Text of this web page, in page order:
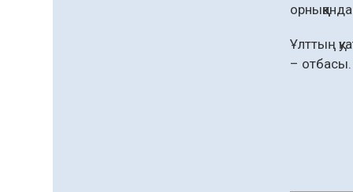
Ұлттың
– отбасы.